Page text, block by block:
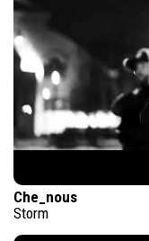
Che_nous
Storm